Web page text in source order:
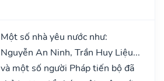
Một số nhà yêu nước như:
Nguyễn An Ninh, Trần Huy Liệu...
và một số người Pháp tiến bộ đã